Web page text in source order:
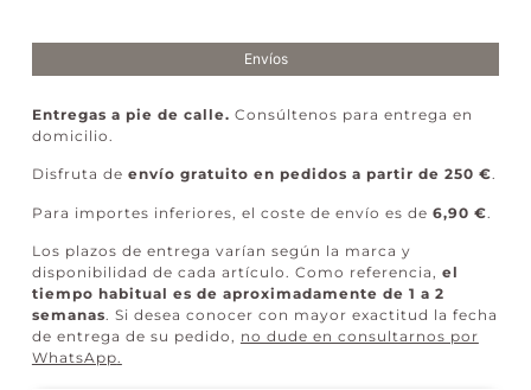
Envíos
Entregas a pie de calle. Consúltenos para entrega en
domicilio.
Disfruta de envío gratuito en pedidos a partir de 250 €.
Para importes inferiores, el coste de envío es de 6,90 €
Los plazos de entrega varían según la marca y
disponibilidad de cada artículo. Como referencia, el
tiempo habitual es de aproximadamente de 1 a 2
semanas. Si desea conocer con mayor exactitud la fecha
de entrega de su pedido, no dude en consultarnos por
WhatsApp.